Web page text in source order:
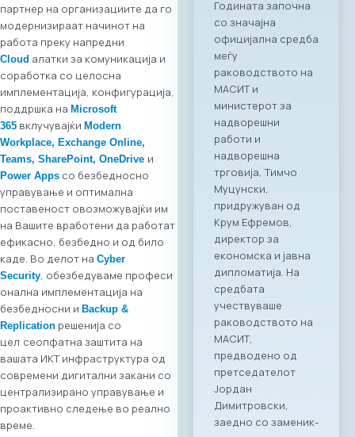
партнер на организациите да го
модернизираат начинот на
работа преку напредни
Cloud алатки за комуникација и
соработка со целосна
имплементација, конфигурација,
поддршка на Microsoft
365 вклучувајќи Modern
Workplace, Exchange Online,
Teams, SharePoint, OneDrive и
Power Apps со безбедносно
управување и оптимална
поставеност овозможувајќи им
на Вашите вработени да работат
ефикасно, безбедно и од било
каде. Во делот на Cyber
Security, oбезбедуваме професи
онална имплементација на
безбедносни и Backup &
Replication решенија со
цел сеопфатна заштита на
вашата ИKТ инфраструктура од
современи дигитални закани со
централизирано управување и
проактивно следење во реално
време.
платформа помеѓу
македонскиот и
грчкиот ИКТ
сектор. На 4 јуни
2026 година во
Скопје,
Стопанската
комора за
информатички и
телекомуникациск
и технологии
МАСИТ, во
соработка со
грчката
асоцијација на ИКТ
компании SETPE, го
најавуваат
одржувањето на
првиот
македонско-грчки
„Digital Bridge &
Business ICT Forum“.
Овој форум
претставува прва
организирана
„business bridge“